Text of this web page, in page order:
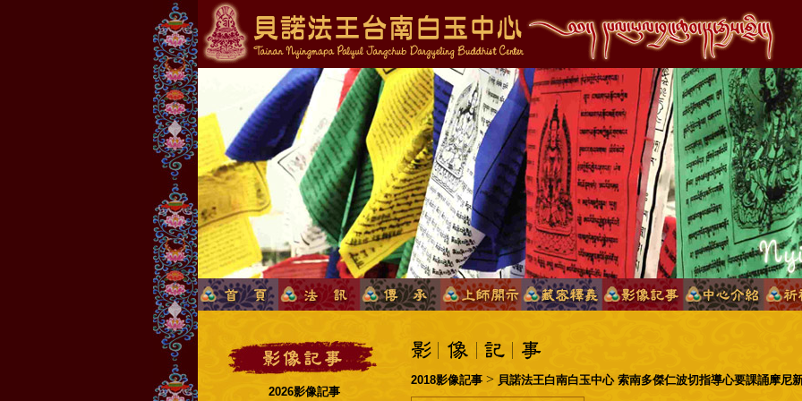
2026影像記事
2018影像記事> 貝諾法王白南白玉中心 索南多傑仁波切指導心要課誦摩尼